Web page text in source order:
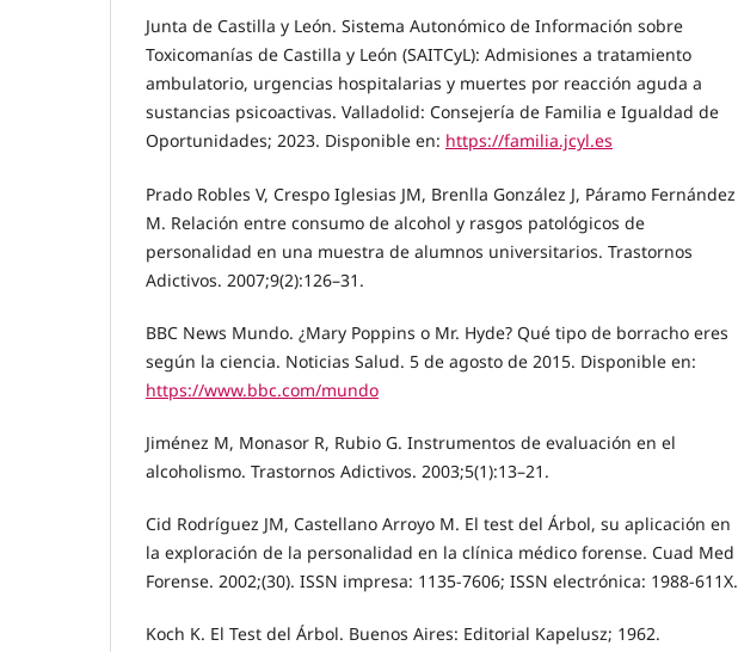
Junta de Castilla y León. Sistema Autonómico de Información sobre
Toxicomanías de Castilla y León (SAITCyL): Admisiones a tratamiento
ambulatorio, urgencias hospitalarias y muertes por reacción aguda a
sustancias psicoactivas. Valladolid: Consejería de Familia e Igualdad de
Oportunidades; 2023. Disponible en: https://familia.jcyl.es
Prado Robles V, Crespo Iglesias JM, Brenlla González J, Páramo Fernández
M. Relación entre consumo de alcohol y rasgos patológicos de
personalidad en una muestra de alumnos universitarios. Trastornos
Adictivos. 2007;9(2):126–31.
BBC News Mundo. ¿Mary Poppins o Mr. Hyde? Qué tipo de borracho eres
según la ciencia. Noticias Salud. 5 de agosto de 2015. Disponible en:
https://www.bbc.com/mundo
Jiménez M, Monasor R, Rubio G. Instrumentos de evaluación en el
alcoholismo. Trastornos Adictivos. 2003;5(1):13–21.
Cid Rodríguez JM, Castellano Arroyo M. El test del Árbol, su aplicación en
la exploración de la personalidad en la clínica médico forense. Cuad Med
Forense. 2002;(30). ISSN impresa: 1135-7606; ISSN electrónica: 1988-611X.
Koch K. El Test del Árbol. Buenos Aires: Editorial Kapelusz; 1962.